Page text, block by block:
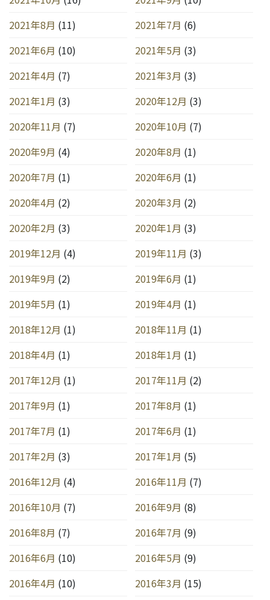
2021年8月 (11) 2021年7月 (6)
2021年6月 (10) 2021年5月 (3)
2021年4月 (7) 2021年3月 (3)
2021年1月 (3) 2020年12月 (3)
2020年11月 (7) 2020年10月 (7)
2020年9月 (4) 2020年8月 (1)
2020年7月 (1) 2020年6月 (1)
2020年4月 (2) 2020年3月 (2)
2020年2月 (3) 2020年1月 (3)
2019年12月 (4) 2019年11月 (3)
2019年9月 (2) 2019年6月 (1)
2019年5月 (1) 2019年4月 (1)
2018年12月 (1) 2018年11月 (1)
2018年4月 (1) 2018年1月 (1)
2017年12月 (1) 2017年11月 (2)
2017年9月 (1) 2017年8月 (1)
2017年7月 (1) 2017年6月 (1)
2017年2月 (3) 2017年1月 (5)
2016年12月 (4) 2016年11月 (7)
2016年10月 (7) 2016年9月 (8)
2016年8月 (7) 2016年7月 (9)
2016年6月 (10) 2016年5月 (9)
2016年4月 (10) 2016年3月 (15)